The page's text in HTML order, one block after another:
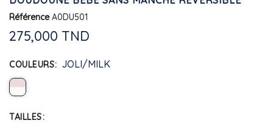
Référence A0DU501
275,000 TND
COULEURS JOLI/MILK
TAILLES